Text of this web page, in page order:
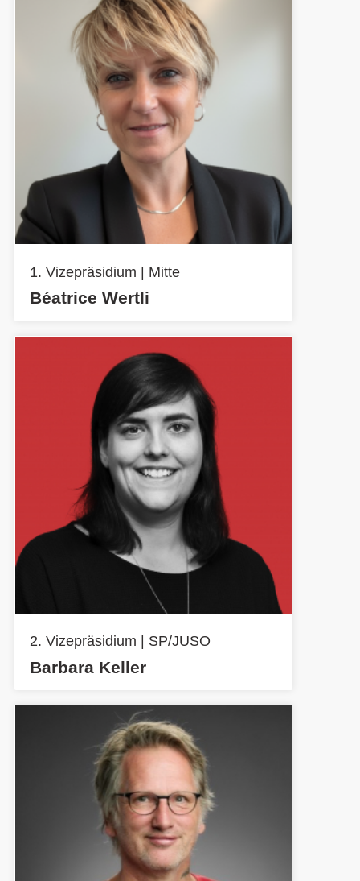
1. Vizepräsidium | Mitte
Béatrice Wertli
2. Vizepräsidium | SP/JUSO
Barbara Keller